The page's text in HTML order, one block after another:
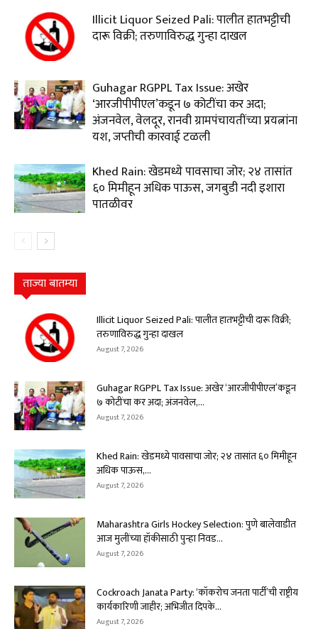
Illicit Liquor Seized Pali: पालीत हातभट्टीची
दारू विक्री; तरुणाविरुद्ध गुन्हा दाखल
Guhagar RGPPL Tax Issue: अखेर
‘आरजीपीपीएल’कडून ७ कोटींचा कर अदा;
अंजनवेल, वेलदूर, रानवी ग्रामपंचायतींच्या प्रयत्नांना
यश, जप्तीची कारवाई टळली
Khed Rain: खेडमध्ये पावसाचा जोर; २४ तासांत
६० मिमीहून अधिक पाऊस, जगबुडी नदी इशारा
पातळीवर
ताज्या बातम्या
Illicit Liquor Seized Pali: पालीत हातभट्टीची दारू विक्री;
तरुणाविरुद्ध गुन्हा दाखल
August 7, 2026
Guhagar RGPPL Tax Issue: अखेर ‘आरजीपीपीएल’कडून
७ कोटींचा कर अदा; अंजनवेल,...
August 7, 2026
Khed Rain: खेडमध्ये पावसाचा जोर; २४ तासांत ६० मिमीहून
अधिक पाऊस,...
August 7, 2026
Maharashtra Girls Hockey Selection: पुणे बालेवाडीत
आज मुलींच्या हॉकीसाठी पुन्हा निवड...
August 7, 2026
Cockroach Janata Party: ‘कॉकरोच जनता पार्टी’ची राष्ट्रीय
कार्यकारिणी जाहीर; अभिजीत दिपके...
August 7, 2026